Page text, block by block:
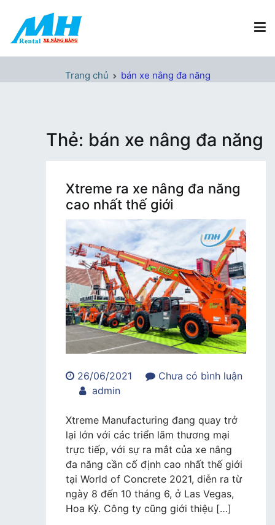
nội
Xe Nâng Hàng MH Rental
Trang chủ bán xe nâng đa năng
Thẻ: bán xe nâng đa năng
Xtreme ra xe nâng đa năng
cao nhất thế giới
26/06/2021
Chưa có bình luận
trong
ra
xe
nâng
đa
năng
cao
nhất
admin
Xtreme Manufacturing đang quay trở
lại lớn với các triển lãm thương mại
trực tiếp, với sự ra mắt của xe nâng
đa năng cần cố định cao nhất thế giới
tại World of Concrete 2021, diễn ra từ
ngày 8 đến 10 tháng 6, ở Las Vegas,
Hoa Kỳ. Công ty cũng giới thiệu […]